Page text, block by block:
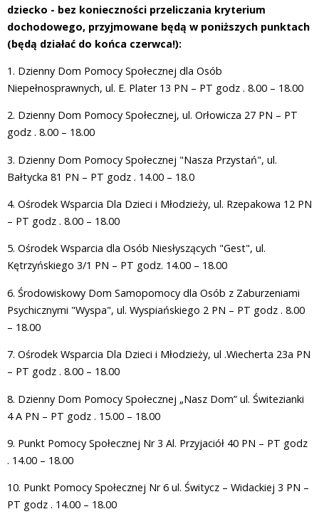
dziecko - bez konieczności przeliczania kryterium
dochodowego, przyjmowane będą w poniższych punktach
(będą działać do końca czerwca!):
1. Dzienny Dom Pomocy Społecznej dla Osób
Niepełnosprawnych, ul. E. Plater 13 PN – PT godz . 8.00 – 18.00
2. Dzienny Dom Pomocy Społecznej, ul. Orłowicza 27 PN – PT
godz . 8.00 – 18.00
3. Dzienny Dom Pomocy Społecznej "Nasza Przystań", ul.
Bałtycka 81 PN – PT godz . 14.00 – 18.0
4. Ośrodek Wsparcia Dla Dzieci i Młodzieży, ul. Rzepakowa 12 PN
– PT godz . 8.00 – 18.00
5. Ośrodek Wsparcia dla Osób Niesłyszących "Gest", ul.
Kętrzyńskiego 3/1 PN – PT godz. 14.00 – 18.00
6. Środowiskowy Dom Samopomocy dla Osób z Zaburzeniami
Psychicznymi "Wyspa", ul. Wyspiańskiego 2 PN – PT godz . 8.00
– 18.00
7. Ośrodek Wsparcia Dla Dzieci i Młodzieży, ul .Wiecherta 23a PN
– PT godz . 8.00 – 18.00
8. Dzienny Dom Pomocy Społecznej „Nasz Dom” ul. Świtezianki
4 A PN – PT godz . 15.00 – 18.00
9. Punkt Pomocy Społecznej Nr 3 Al. Przyjaciół 40 PN – PT godz
. 14.00 – 18.00
10. Punkt Pomocy Społecznej Nr 6 ul. Świtycz – Widackiej 3 PN –
PT godz . 14.00 – 18.00